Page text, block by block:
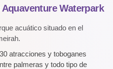
Waterpark
acuático situado en el
atracciones y toboganes
palmeras y todo tipo de